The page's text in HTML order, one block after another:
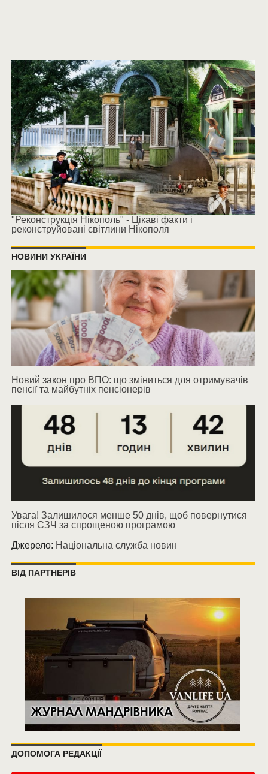
"Реконструкція Нікополь" - Цікаві факти і
реконструйовані світлини Нікополя
НОВИНИ УКРАЇНИ
Новий закон про ВПО: що зміниться для отримувачів
пенсії та майбутніх пенсіонерів
Увага! Залишилося менше 50 днів, щоб повернутися
після СЗЧ за спрощеною програмою
Джерело: Національна служба новин
ВІД ПАРТНЕРІВ
ДОПОМОГА РЕДАКЦІЇ